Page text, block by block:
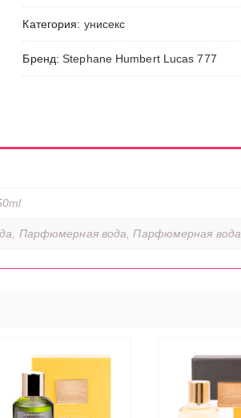
Категория: унисекс
Бренд:Stephane Humbert Lucas 777
Парфюмерная вода, Парфюмерная вода